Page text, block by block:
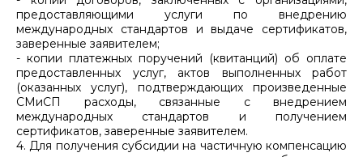
предоставляющими услуги по внедрению
международных стандартов и выдаче сертификатов,
заверенные заявителем;
- копии платежных поручений (квитанций) об оплате
предоставленных услуг, актов выполненных работ
(оказанных услуг), подтверждающих произведенные
СМиСП расходы, связанные с внедрением
международных стандартов и получением
сертификатов, заверенные заявителем.
4. Для получения субсидии на частичную компенсацию